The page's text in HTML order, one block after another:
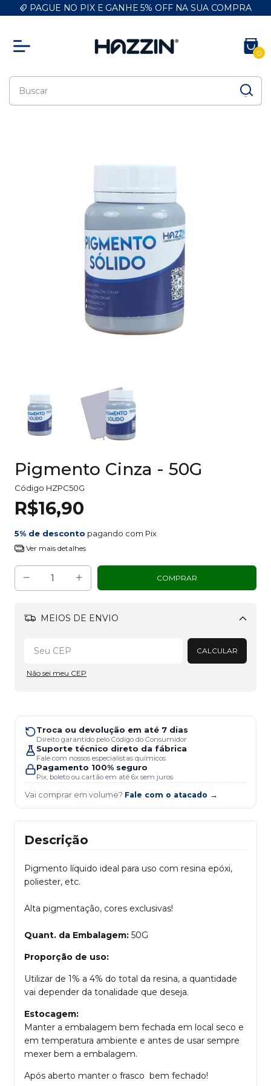
PAGUE NO PIX E GANHE 5% OFF NA SUA COMPRA
0
Pigmento Cinza - 50G
Código HZPC50G
R$16,90
5% de desconto pagando com Pix
Ver mais detalhes
MEIOS DE ENVIO
Alterar CEP
CALCULAR
Não sei meu CEP
Troca ou devolução em até 7 dias
Direito garantido pelo Código do Consumidor
Suporte técnico direto da fábrica
Fale com nossos especialistas químicos
Pagamento 100% seguro
Pix, boleto ou cartão em até 6x sem juros
Vai comprar em volume? Fale com o atacado →
Descrição
Pigmento líquido ideal para uso com resina epóxi,
poliester, etc.
Alta pigmentação, cores exclusivas!
Quant. da Embalagem: 50G
Proporção de uso:
Utilizar de 1% a 4% do total da resina, a quantidade
vai depender da tonalidade que deseja.
Estocagem:
Manter a embalagem bem fechada em local seco e
em temperatura ambiente e antes de usar sempre
mexer bem a embalagem.
Após aberto manter o frasco bem fechado!